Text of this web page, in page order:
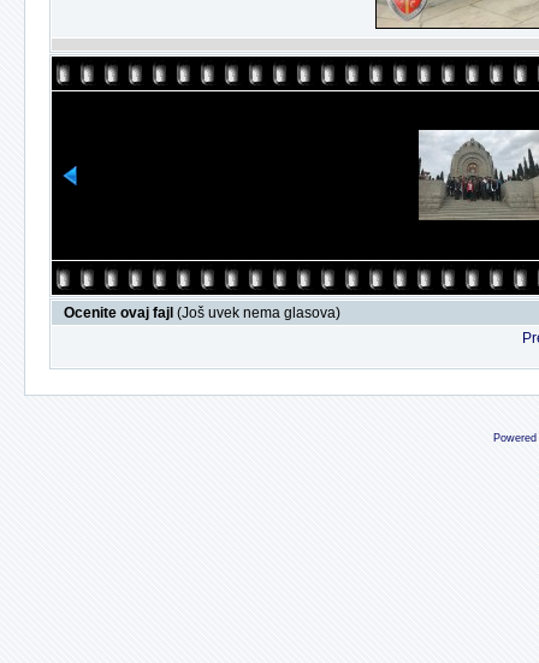
Ocenite ovaj fajl (Još uvek nema glasova)